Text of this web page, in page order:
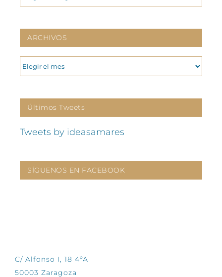
ARCHIVOS
ARCHIVOS
Últimos Tweets
Tweets by ideasamares
SÍGUENOS EN FACEBOOK
C/ Alfonso I, 18 4ºA
50003 Zaragoza